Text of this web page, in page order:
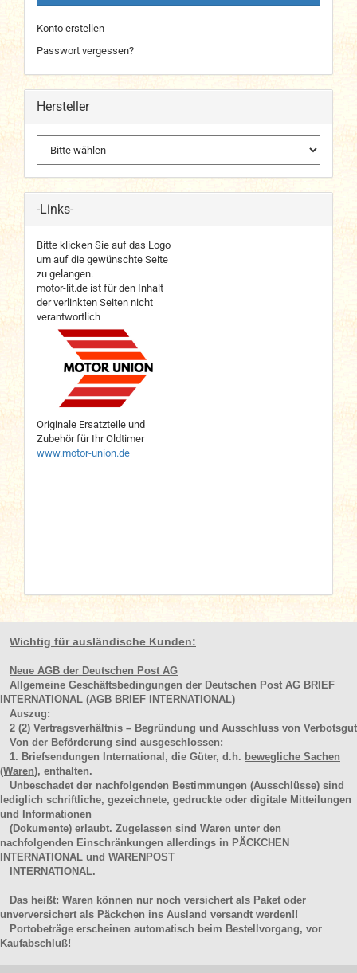
Konto erstellen
Passwort vergessen?
Hersteller
-Links-
Bitte klicken Sie auf das Logo
um auf die gewünschte Seite
zu gelangen.
motor-lit.de ist für den Inhalt
der verlinkten Seiten nicht
verantwortlich
Originale Ersatzteile und
Zubehör für Ihr Oldtimer
www.motor-union.de
Wichtig für ausländische Kunden:
Neue AGB der Deutschen Post AG
Allgemeine Geschäftsbedingungen der Deutschen Post AG BRIEF
INTERNATIONAL (AGB BRIEF INTERNATIONAL)
Auszug:
2 (2) Vertragsverhältnis – Begründung und Ausschluss von Verbotsgut
Von der Beförderung sind ausgeschlossen:
1. Briefsendungen International, die Güter, d.h. bewegliche Sachen
(Waren), enthalten.
Unbeschadet der nachfolgenden Bestimmungen (Ausschlüsse) sind
lediglich schriftliche, gezeichnete, gedruckte oder digitale Mitteilungen
und Informationen
(Dokumente) erlaubt. Zugelassen sind Waren unter den
nachfolgenden Einschränkungen allerdings in PÄCKCHEN
INTERNATIONAL und WARENPOST
INTERNATIONAL.
Das heißt: Waren können nur noch versichert als Paket oder
unverversichert als Päckchen ins Ausland versandt werden!!
Portobeträge erscheinen automatisch beim Bestellvorgang, vor
Kaufabschluß!